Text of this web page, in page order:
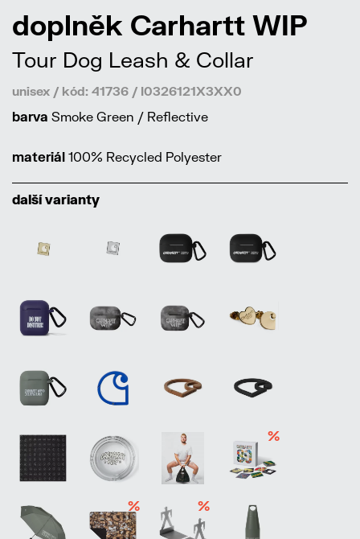
doplněk Carhartt WIP
Tour Dog Leash & Collar
unisex / kód: 41736 / I0326121X3XX0
barva Smoke Green / Reflective
materiál 100% Recycled Polyester
další varianty
%
% %